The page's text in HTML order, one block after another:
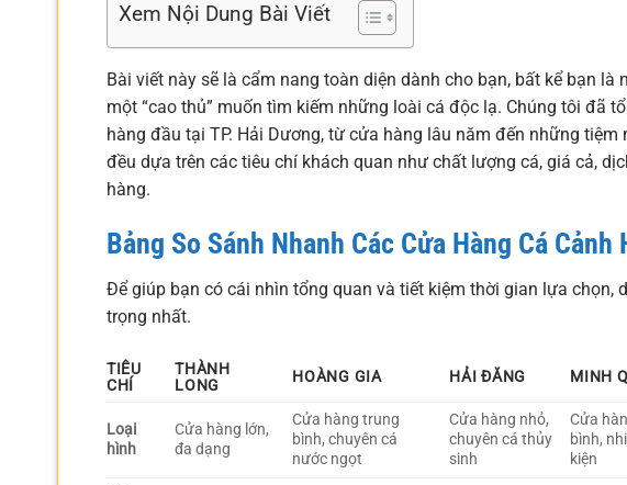
Xem Nội Dung Bài Viết
Bài viết này sẽ là cẩm nang toàn diện dành cho bạn, bất kể bạn
một “cao thủ” muốn tìm kiếm những loài cá độc lạ. Chúng tôi đã
hàng đầu tại TP. Hải Dương, từ cửa hàng lâu năm đến những
đều dựa trên các tiêu chí khách quan như chất lượng cá, giá cả,
hàng.
Bảng So Sánh Nhanh Các Cửa Hàng Cá Cảnh
Để giúp bạn có cái nhìn tổng quan và tiết kiệm thời gian lựa chọn,
trọng nhất.
TIÊU
CHÍ
THÀNH
LONG
HOÀNG GIA HẢI ĐĂNG MINH
Loại
hình
Cửa hàng lớn,
đa dạng
Cửa hàng trung
bình, chuyên cá
nước ngọt
Cửa hàng nhỏ,
chuyên cá thủy
sinh
Cửa
bình,
kiện